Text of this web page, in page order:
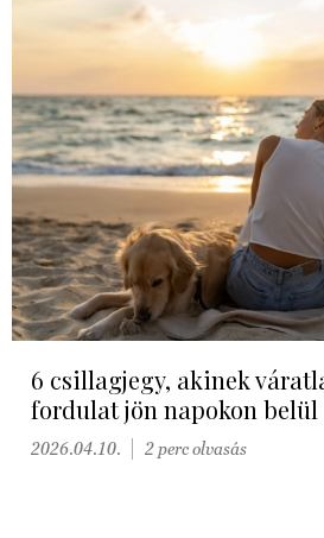
6 csillagjegy, akinek
fordulat jön napokon belül
2026.04.10. 2 perc olvasás